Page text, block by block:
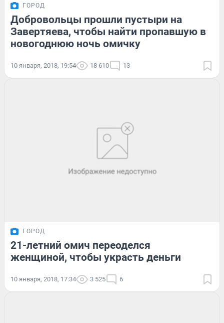
ГОРОД
Добровольцы прошли пустыри на
Завертяева, чтобы найти пропавшую в
новогоднюю ночь омичку
10 января, 2018, 19:54 18 610 13
ГОРОД
21-летний омич переоделся
женщиной, чтобы украсть деньги
10 января, 2018, 17:34 3 525 6